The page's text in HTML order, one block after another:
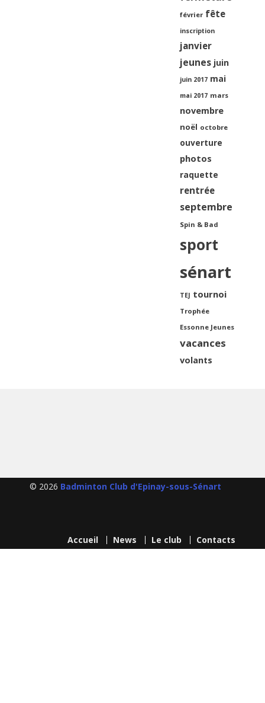
février fête
inscription
janvier
jeunes juin
juin 2017 mai
mai 2017 mars
novembre
noël octobre
ouverture
photos
raquette
rentrée
septembre
Spin & Bad
sport
sénart
TEJ tournoi
Trophée
Essonne Jeunes
vacances
volants
© 2026 Badminton Club d'Epinay-sous-Sénart
Accueil News Le club Contacts